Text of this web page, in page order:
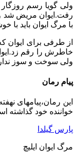
ولی گویا رسم روزگار
رفت.ایوان مریض شد و
با مرگ ایوان باید
از طرفی برای ایوان
خاطرش را رقم
ولی سوخت و سوز
پیام رمان
این رمان،پیامهای
خواننده خود گذاشته
پارس گیلدا
مرگ ایوان ایلیچ